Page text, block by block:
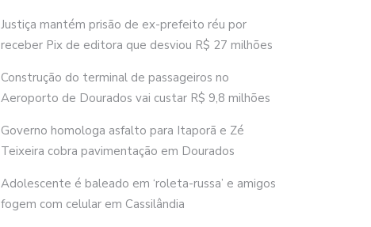
Justiça mantém prisão de ex-prefeito réu por
receber Pix de editora que desviou R$ 27 milhões
Construção do terminal de passageiros no
Aeroporto de Dourados vai custar R$ 9,8 milhões
Governo homologa asfalto para Itaporã e Zé
Teixeira cobra pavimentação em Dourados
Adolescente é baleado em ‘roleta-russa’ e amigos
fogem com celular em Cassilândia